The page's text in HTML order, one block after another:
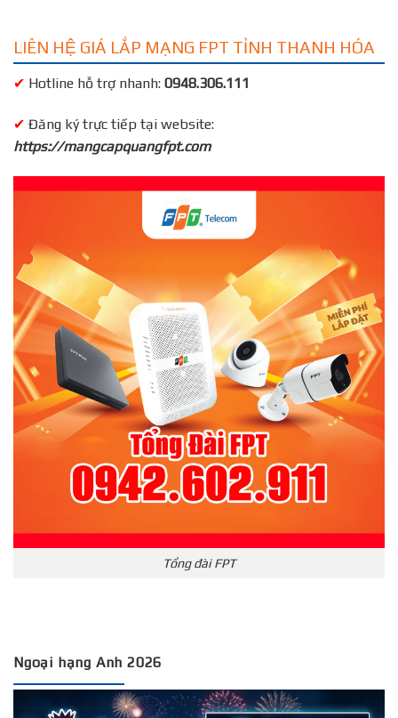
LIÊN HỆ GIÁ LẮP MẠNG FPT TỈNH THANH HÓA
✔ Hotline hỗ trợ nhanh: 0948.306.111
✔ Đăng ký trực tiếp tại website:
https://mangcapquangfpt.com
Tổng đài FPT
Ngoại hạng Anh 2026